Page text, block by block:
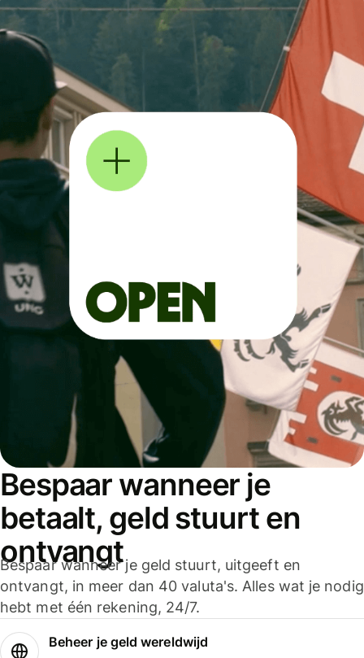
Bespaar wanneer je
betaalt, geld stuurt en
ontvangt
Bespaar wanneer je geld stuurt, uitgeeft en
ontvangt, in meer dan 40 valuta's. Alles wat je nodig
hebt met één rekening, 24/7.
Beheer je geld wereldwijd